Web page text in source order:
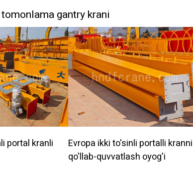
gantry krani
portal kranli
Evropa ikki to'sinli portalli kranni
qo'llab-quvvatlash oyog'i